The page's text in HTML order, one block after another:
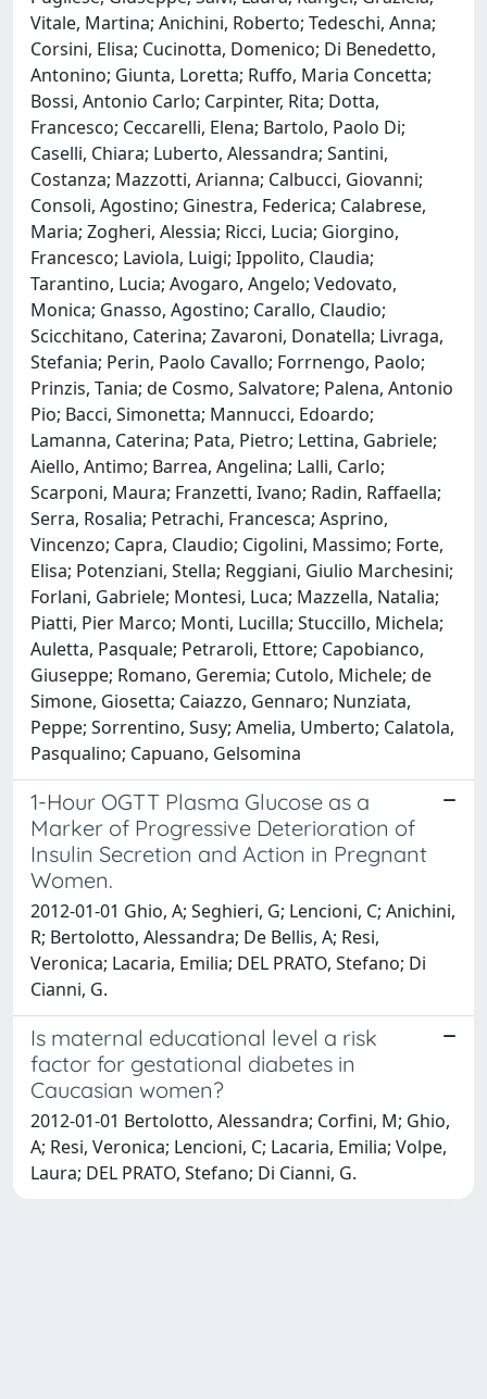
Vitale, Martina; Anichini, Roberto; Tedeschi, Anna;
Corsini, Elisa; Cucinotta, Domenico; Di Benedetto,
Antonino; Giunta, Loretta; Ruffo, Maria Concetta;
Bossi, Antonio Carlo; Carpinter, Rita; Dotta,
Francesco; Ceccarelli, Elena; Bartolo, Paolo Di;
Caselli, Chiara; Luberto, Alessandra; Santini,
Costanza; Mazzotti, Arianna; Calbucci, Giovanni;
Consoli, Agostino; Ginestra, Federica; Calabrese,
Maria; Zogheri, Alessia; Ricci, Lucia; Giorgino,
Francesco; Laviola, Luigi; Ippolito, Claudia;
Tarantino, Lucia; Avogaro, Angelo; Vedovato,
Monica; Gnasso, Agostino; Carallo, Claudio;
Scicchitano, Caterina; Zavaroni, Donatella; Livraga,
Stefania; Perin, Paolo Cavallo; Forrnengo, Paolo;
Prinzis, Tania; de Cosmo, Salvatore; Palena, Antonio
Pio; Bacci, Simonetta; Mannucci, Edoardo;
Lamanna, Caterina; Pata, Pietro; Lettina, Gabriele;
Aiello, Antimo; Barrea, Angelina; Lalli, Carlo;
Scarponi, Maura; Franzetti, Ivano; Radin, Raffaella;
Serra, Rosalia; Petrachi, Francesca; Asprino,
Vincenzo; Capra, Claudio; Cigolini, Massimo; Forte,
Elisa; Potenziani, Stella; Reggiani, Giulio Marchesini;
Forlani, Gabriele; Montesi, Luca; Mazzella, Natalia;
Piatti, Pier Marco; Monti, Lucilla; Stuccillo, Michela;
Auletta, Pasquale; Petraroli, Ettore; Capobianco,
Giuseppe; Romano, Geremia; Cutolo, Michele; de
Simone, Giosetta; Caiazzo, Gennaro; Nunziata,
Peppe; Sorrentino, Susy; Amelia, Umberto; Calatola,
Pasqualino; Capuano, Gelsomina
1-Hour OGTT Plasma Glucose as a
Marker of Progressive Deterioration of
Insulin Secretion and Action in Pregnant
Women.
2012-01-01 Ghio, A; Seghieri, G; Lencioni, C; Anichini,
R; Bertolotto, Alessandra; De Bellis, A; Resi,
Veronica; Lacaria, Emilia; DEL PRATO, Stefano; Di
Cianni, G.
Is maternal educational level a risk
factor for gestational diabetes in
Caucasian women?
2012-01-01 Bertolotto, Alessandra; Corfini, M; Ghio,
A; Resi, Veronica; Lencioni, C; Lacaria, Emilia; Volpe,
Laura; DEL PRATO, Stefano; Di Cianni, G.